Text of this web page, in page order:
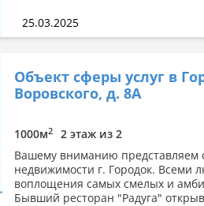
25.03.2025
Объект сферы услуг в
Воровского, д. 8А
1000м2
2 этаж из 2
Вашему вниманию представляем
недвижимости г. Городок. Всеми
воплощения самых смелых и
Бывший ресторан "Радуга"